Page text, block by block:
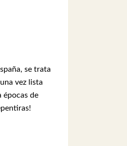
se trata
vez lista
épocas de